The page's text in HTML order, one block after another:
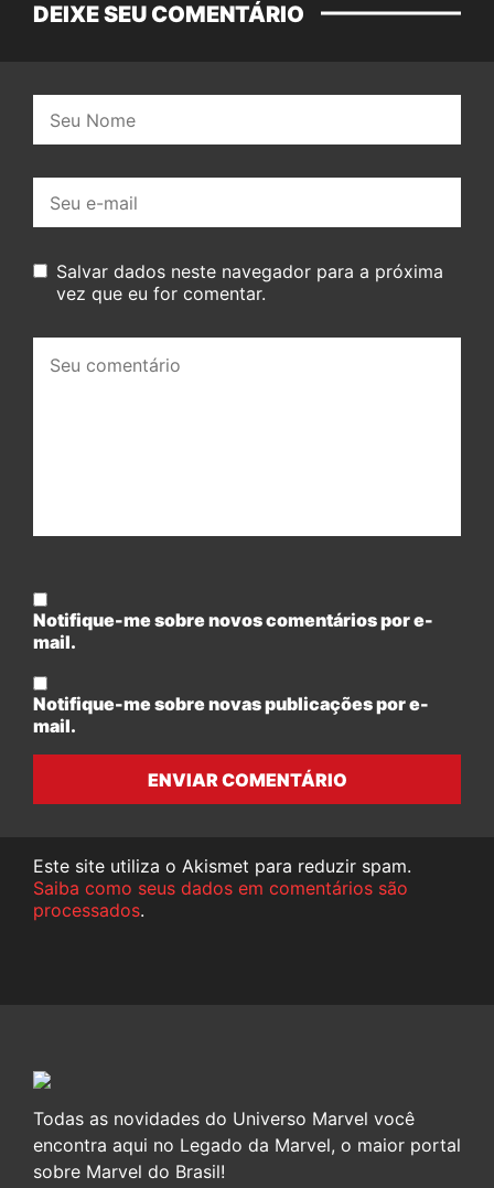
DEIXE SEU COMENTÁRIO
mail:
Salvar dados neste navegador para a próxima
vez que eu for comentar.
comentário:
Notifique-me sobre novos comentários por e-
mail.
Notifique-me sobre novas publicações por e-
mail.
ENVIAR COMENTÁRIO
Este site utiliza o Akismet para reduzir spam.
Saiba como seus dados em comentários são
processados.
Todas as novidades do Universo Marvel você
encontra aqui no Legado da Marvel, o maior portal
sobre Marvel do Brasil!